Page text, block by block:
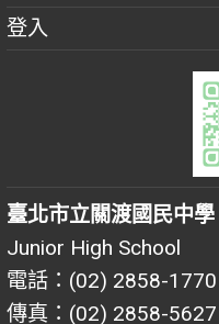
登入
臺北市立關渡國民中學
Junior High School
電話：(02) 2858-1770
傳真：(02) 2858-5627